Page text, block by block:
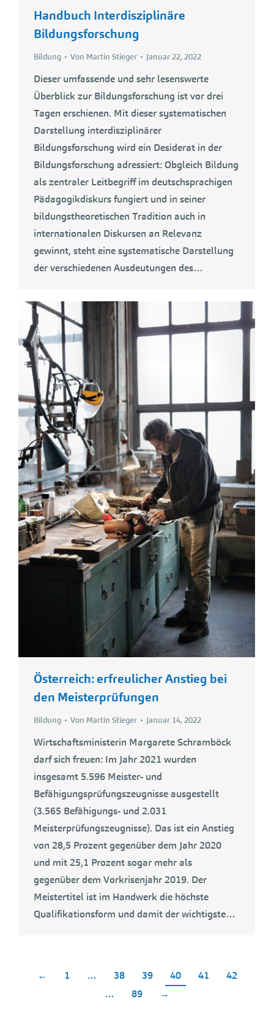
Handbuch Interdisziplinäre
Bildungsforschung
Bildung Von Martin Stieger Januar 22, 2022
Dieser umfassende und sehr lesenswerte
Überblick zur Bildungsforschung ist vor drei
Tagen erschienen. Mit dieser systematischen
Darstellung interdisziplinärer
Bildungsforschung wird ein Desiderat in der
Bildungsforschung adressiert: Obgleich Bildung
als zentraler Leitbegriff im deutschsprachigen
Pädagogikdiskurs fungiert und in seiner
bildungstheoretischen Tradition auch in
internationalen Diskursen an Relevanz
gewinnt, steht eine systematische Darstellung
der verschiedenen Ausdeutungen des…
Österreich: erfreulicher Anstieg bei
den Meisterprüfungen
Bildung Von Martin Stieger Januar 14, 2022
Wirtschaftsministerin Margarete Schramböck
darf sich freuen: Im Jahr 2021 wurden
insgesamt 5.596 Meister- und
Befähigungsprüfungszeugnisse ausgestellt
(3.565 Befähigungs- und 2.031
Meisterprüfungszeugnisse). Das ist ein Anstieg
von 28,5 Prozent gegenüber dem Jahr 2020
und mit 25,1 Prozent sogar mehr als
gegenüber dem Vorkrisenjahr 2019. Der
Meistertitel ist im Handwerk die höchste
Qualifikationsform und damit der wichtigste…
← 1 … 38 39 40 41
42
…
89 →